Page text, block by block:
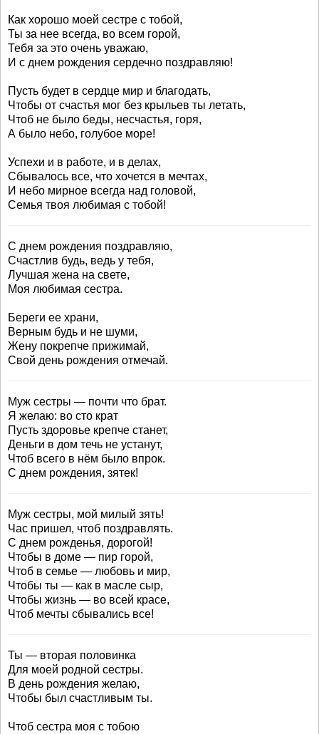
Как хорошо моей сестре с тобой,
Ты за нее всегда, во всем горой,
Тебя за это очень уважаю,
И с днем рождения сердечно поздравляю!
Пусть будет в сердце мир и благодать,
Чтобы от счастья мог без крыльев ты летать,
Чтоб не было беды, несчастья, горя,
А было небо, голубое море!
Успехи и в работе, и в делах,
Сбывалось все, что хочется в мечтах,
И небо мирное всегда над головой,
Семья твоя любимая с тобой!
С днем рождения поздравляю,
Счастлив будь, ведь у тебя,
Лучшая жена на свете,
Моя любимая сестра.
Береги ее храни,
Верным будь и не шуми,
Жену покрепче прижимай,
Свой день рождения отмечай.
Муж сестры — почти что брат.
Я желаю: во сто крат
Пусть здоровье крепче станет,
Деньги в дом течь не устанут,
Чтоб всего в нём было впрок.
С днем рождения, зятек!
Муж сестры, мой милый зять!
Час пришел, чтоб поздравлять.
С днем рожденья, дорогой!
Чтобы в доме — пир горой,
Чтоб в семье — любовь и мир,
Чтобы ты — как в масле сыр,
Чтобы жизнь — во всей красе,
Чтоб мечты сбывались все!
Ты — вторая половинка
Для моей родной сестры.
В день рождения желаю,
Чтобы был счастливым ты.
Чтоб сестра моя с тобою